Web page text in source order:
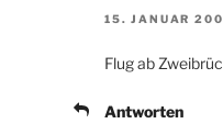
15. JANUAR
Flug ab
Antworten